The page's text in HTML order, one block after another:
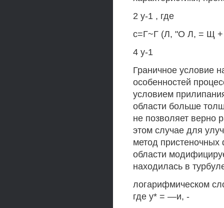
2 у-1 , где
с=Г~Г (Л, "О Л, = Щ
4 у-1
Граничное условие
особенностей
условием
области больше
не позволяет верно
этом случае для
метод пристеночных
области
находилась в
логарифмическом
где у* = —и, -